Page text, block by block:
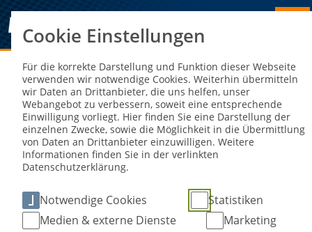
Sie sind hier: NEWS
Nachhaltigkeit im Fokus beim TrialGP
von Deutschland
03. Jul 2024
Cookie Einstellungen
Für die korrekte Darstellung und Funktion dieser Webseite
verwenden wir notwendige Cookies. Weiterhin übermitteln
wir Daten an Drittanbieter, die uns helfen, unser
Webangebot zu verbessern, soweit eine entsprechende
Einwilligung vorliegt. Hier finden Sie eine Darstellung der
einzelnen Zwecke, sowie die Möglichkeit in die Übermittlung
von Daten an Drittanbieter einzuwilligen. Weitere
Informationen finden Sie in der verlinkten
Datenschutzerklärung.
Notwendige Cookies
Statistiken
Medien & externe Dienste
Marketing